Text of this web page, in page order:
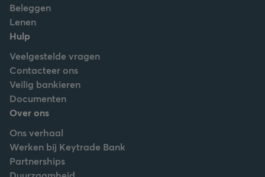
Beleggen
Lenen
Hulp
Veelgestelde vragen
Contacteer ons
Veilig bankieren
Documenten
Over ons
Ons verhaal
Werken bij Keytrade Bank
Partnerships